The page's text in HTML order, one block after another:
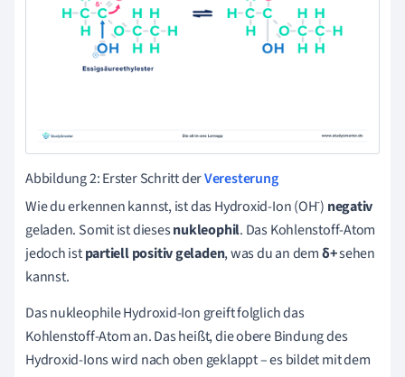
Abbildung 2: Erster Schritt derVeresterung
Wie du erkennen kannst, ist das Hydroxid-Ion (OH-) negativ
geladen. Somit ist diesesnukleophil. Das Kohlenstoff-Atom
jedoch istpartiell positiv geladen, was du an demδ+sehen
kannst.
Das nukleophile Hydroxid-Ion greift folglich das
Kohlenstoff-Atom an. Das heißt, die obere Bindung des
Hydroxid-Ions wird nach oben geklappt – es bildet mit dem